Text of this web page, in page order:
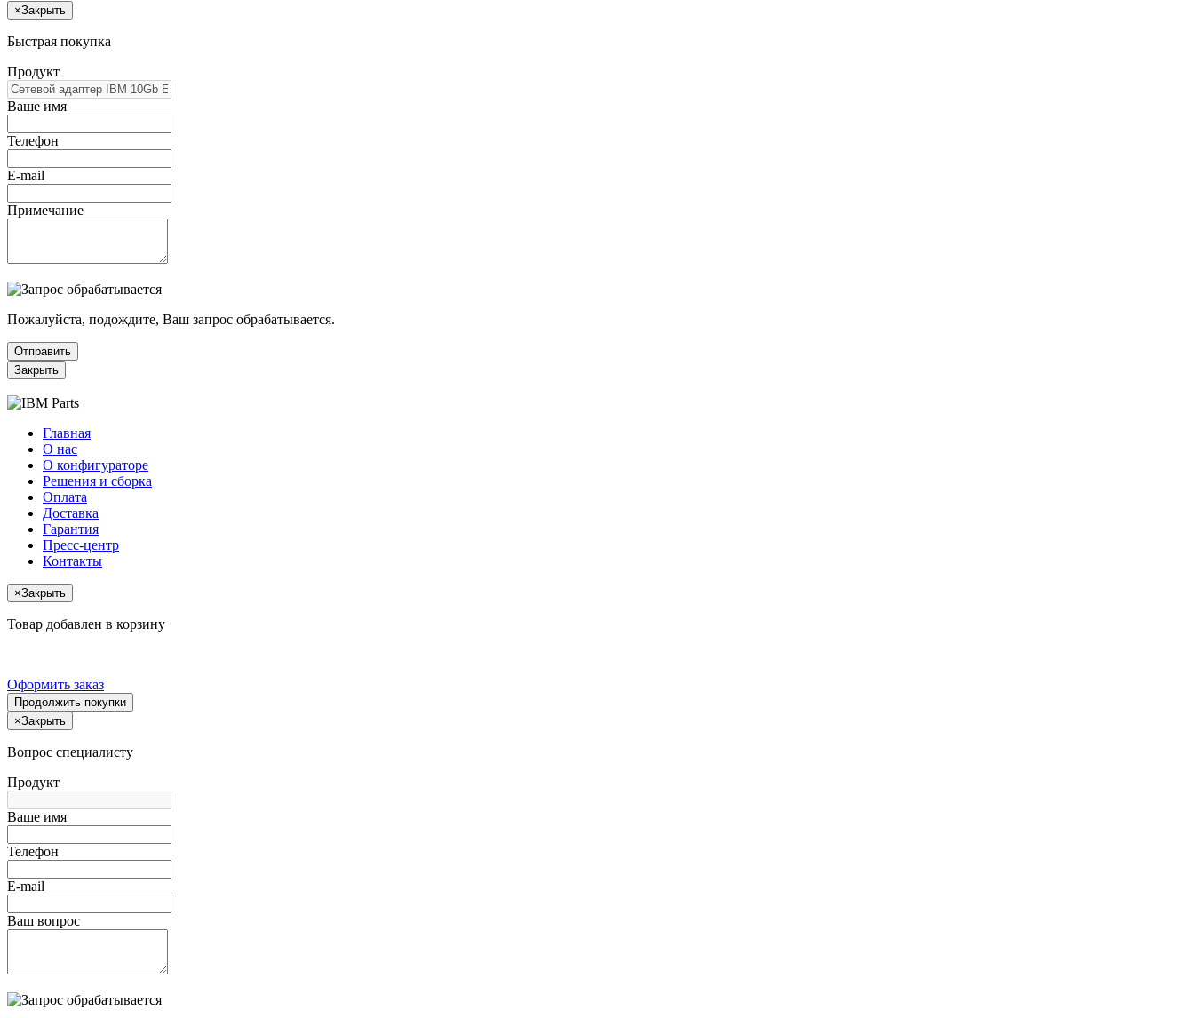
×Закрыть
Быстрая покупка
Продукт
Ваше имя
Телефон
E-mail
Примечание
Пожалуйста, подождите, Ваш запрос обрабатывается.
Отправить
Закрыть
Главная
О нас
О конфигураторе
Решения и сборка
Оплата
Доставка
Гарантия
Пресс-центр
Контакты
×Закрыть
Товар добавлен в корзину
Оформить заказ
Продолжить покупки
×Закрыть
Вопрос специалисту
Продукт
Ваше имя
Телефон
E-mail
Ваш вопрос